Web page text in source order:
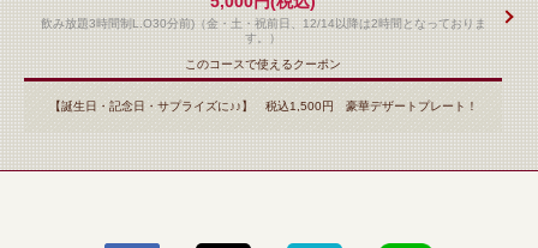
飲み放題3時間制L.O30分前)（金・土・祝前日、12/14以降は2時間となっておりま
す。）
このコースで使えるクーポン
【誕生日・記念日・サプライズに♪♪】 税込1,500円 豪華デザートプレート！